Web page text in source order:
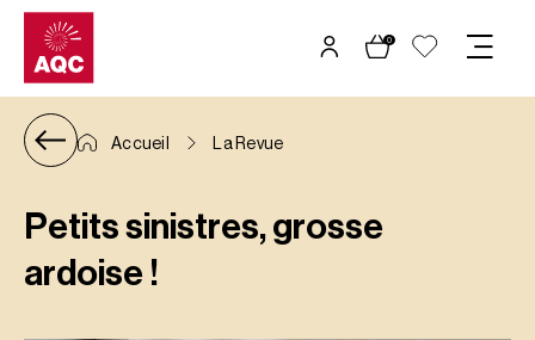
Panneau de gestion des cookies
0
Accueil La Revue
Petits sinistres, grosse
ardoise !